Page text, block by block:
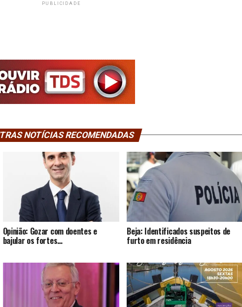
PUBLICIDADE
NOTÍCIAS RECOMENDADAS
Opinião: Gozar com doentes e
bajular os fortes…
Beja: Identificados suspeitos de
furto em residência